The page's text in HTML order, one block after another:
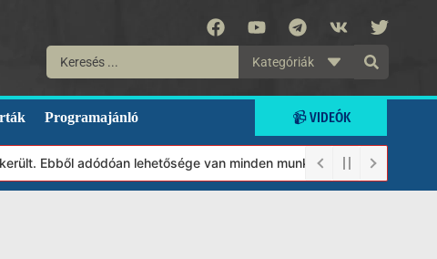
Kategóriák
Programajánló 📹 VIDEÓK
adódóan lehetősége van minden munkánkat segíteni kívánó